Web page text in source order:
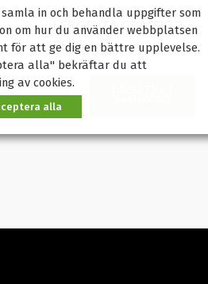
LERGRYTA CLASSIC 2
PERS
999.00kr
in och behandla uppgifter som
om hur du använder webbplatsen
för att ge dig en bättre upplevelse.
alla" bekräftar du att
av cookies.
alla